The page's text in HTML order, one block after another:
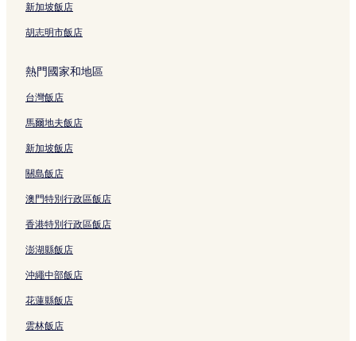
新加坡飯店
胡志明市飯店
熱門國家和地區
台灣飯店
馬爾地夫飯店
新加坡飯店
關島飯店
澳門特別行政區飯店
香港特別行政區飯店
澎湖縣飯店
沖繩中部飯店
花蓮縣飯店
雲林飯店